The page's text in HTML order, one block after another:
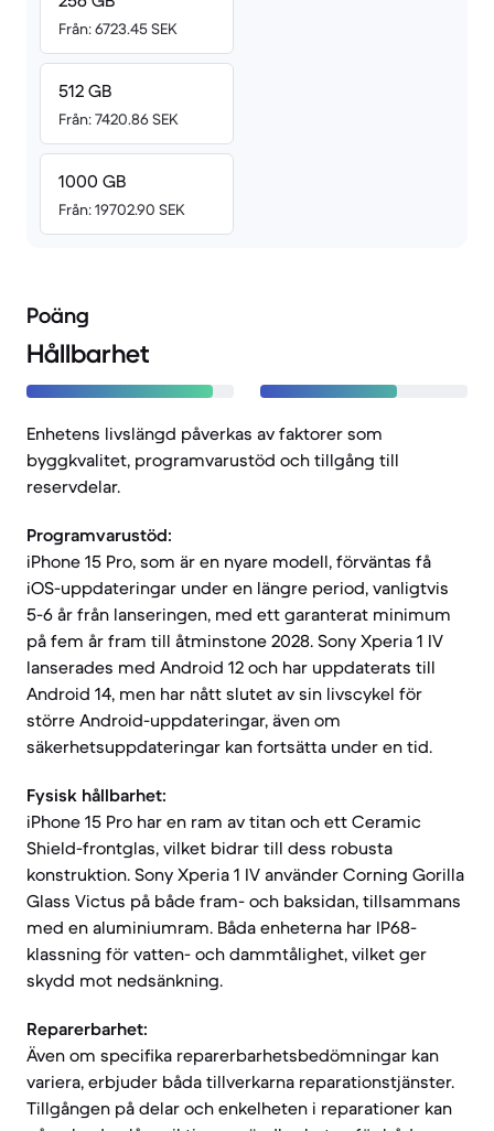
Från: 6723.45 SEK
512 GB
Från: 7420.86 SEK
1000 GB
Från: 19702.90 SEK
Poäng
Hållbarhet
Enhetens livslängd påverkas av faktorer som
byggkvalitet, programvarustöd och tillgång till
reservdelar.
Programvarustöd:
iPhone 15 Pro, som är en nyare modell, förväntas få
iOS-uppdateringar under en längre period, vanligtvis
5-6 år från lanseringen, med ett garanterat minimum
på fem år fram till åtminstone 2028. Sony Xperia 1 IV
lanserades med Android 12 och har uppdaterats till
Android 14, men har nått slutet av sin livscykel för
större Android-uppdateringar, även om
säkerhetsuppdateringar kan fortsätta under en tid.
Fysisk hållbarhet:
iPhone 15 Pro har en ram av titan och ett Ceramic
Shield-frontglas, vilket bidrar till dess robusta
konstruktion. Sony Xperia 1 IV använder Corning Gorilla
Glass Victus på både fram- och baksidan, tillsammans
med en aluminiumram. Båda enheterna har IP68-
klassning för vatten- och dammtålighet, vilket ger
skydd mot nedsänkning.
Reparerbarhet:
Även om specifika reparerbarhetsbedömningar kan
variera, erbjuder båda tillverkarna reparationstjänster.
Tillgången på delar och enkelheten i reparationer kan